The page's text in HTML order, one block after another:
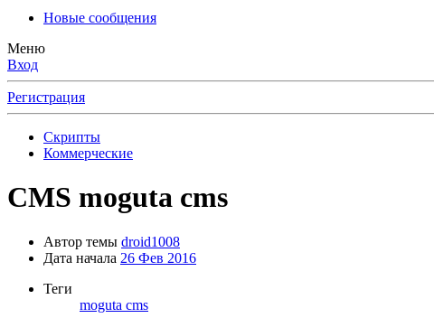
Новые сообщения
Меню
Вход
Регистрация
Скрипты
Коммерческие
CMS moguta cms
Автор темы droid1008
Дата начала 26 Фев 2016
Теги
moguta cms